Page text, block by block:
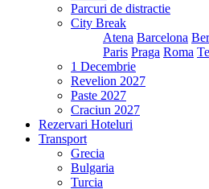
Parcuri de distractie
City Break
Atena Barcelona
Paris Praga Roma
1 Decembrie
Revelion 2027
Paste 2027
Craciun 2027
Rezervari Hoteluri
Transport
Grecia
Bulgaria
Turcia